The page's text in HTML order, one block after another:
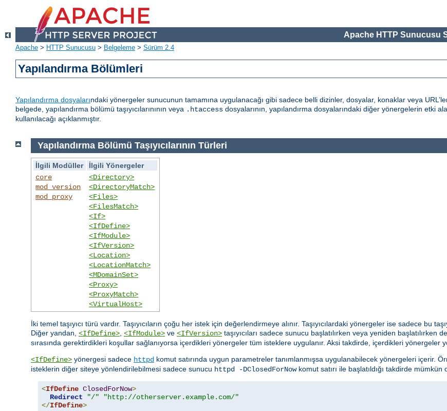
Apache HTTP Sunucusu
Apache > HTTP Sunucusu > Belgeleme > Sürüm 2.4
Yapılandırma Bölümleri
Yapılandırma dosyalarındaki yönergeler sunucunun tamamına uygulanacağı gibi sadece belli dizinler, dosyalar, konaklar veya
belgede, yapılandırma bölümü taşıyıcılarınının veya .htaccess dosyalarının, yapılandırma dosyalarındaki diğer yönergelerin etki
kullanılacağı açıklanmıştır.
Yapılandırma Bölümü Taşıyıcılarının Türleri
İlgili Modüller
İlgili Yönergeler
core
mod_version
mod_proxy
<Directory>
<DirectoryMatch>
<Files>
<FilesMatch>
<If>
<IfDefine>
<IfModule>
<IfVersion>
<Location>
<LocationMatch>
<MDomainSet>
<Proxy>
<ProxyMatch>
<VirtualHost>
İki temel taşıyıcı türü vardır. Taşıyıcıların çoğu her istek için değerlendirmeye alınır. Taşıyıcılardaki yönergeler ise sadece bu
Diğer yandan, <IfDefine> <IfModule> ve <IfVersion> taşıyıcıları sadece sunucu başlatılırken veya yeniden başlatılırken
sırasında gerektirdikleri koşullar sağlanıyorsa içerdikleri yönergeler tüm isteklere uygulanır. Aksi takdirde, içerdikleri yönergeler
<IfDefine> yönergesi sadece httpd komut satırında uygun parametreler tanımlanmışsa uygulanabilecek yönergeleri içerir.
isteklerin diğer siteye yönlendirilebilmesi sadece sunucu httpd -DClosedForNowkomut satırı ile başlatıldığı takdirde mümkün
<IfDefine ClosedForNow>
Redirect
"/"
"http://otherserver.example.com/"
</IfDefine>